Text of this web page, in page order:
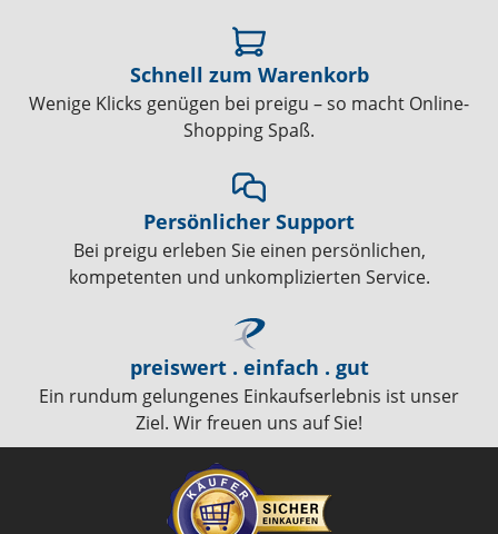
Schnell zum Warenkorb
Wenige Klicks genügen bei preigu – so macht Online-
Shopping Spaß.
Persönlicher Support
Bei preigu erleben Sie einen persönlichen,
kompetenten und unkomplizierten Service.
preiswert . einfach . gut
Ein rundum gelungenes Einkaufserlebnis ist unser
Ziel. Wir freuen uns auf Sie!